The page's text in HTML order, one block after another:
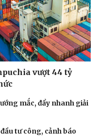
vượt 44 tỷ
mắc, đẩy nhanh giải
tư công, cảnh báo